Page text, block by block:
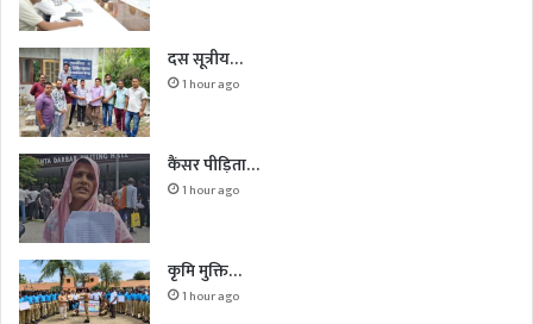
दस सूत्रीय…
1 hour ago
कैंसर पीड़िता…
1 hour ago
कृमि मुक्ति…
1 hour ago